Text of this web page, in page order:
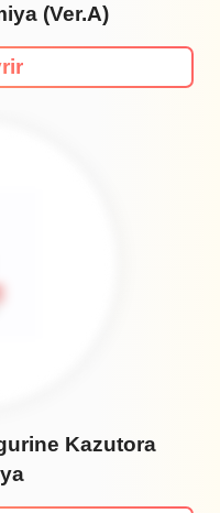
(Ver.A)
Kazutora